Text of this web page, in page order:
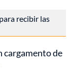
recibir las
cargamento de